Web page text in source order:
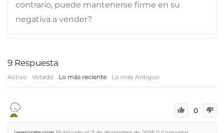
contrario, puede mantenerse firme en su
negativa a vender?
9 Respuesta
Activo Votado Lo más reciente Lo más Antiguo
0